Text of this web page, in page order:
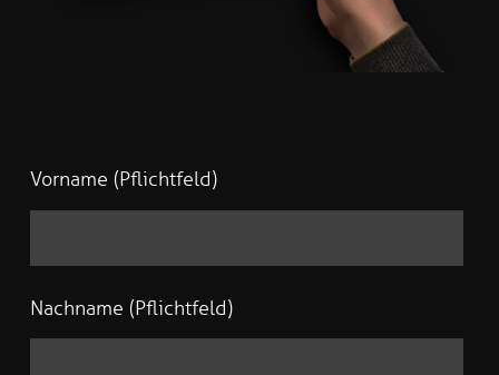
Vorname (Pflichtfeld)
Nachname (Pflichtfeld)